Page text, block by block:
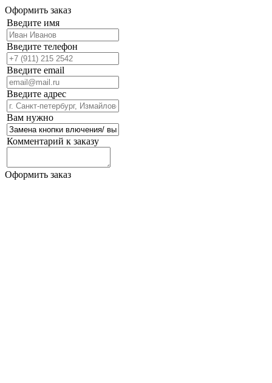
Оформить заказ
Введите имя
Введите телефон
Введите email
Введите адрес
Вам нужно
Комментарий к заказу
Оформить заказ